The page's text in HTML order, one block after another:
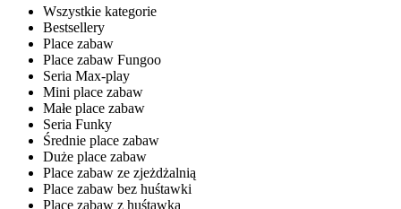
Wszystkie kategorie
Bestsellery
Place zabaw
Place zabaw Fungoo
Seria Max-play
Mini place zabaw
Małe place zabaw
Seria Funky
Średnie place zabaw
Duże place zabaw
Place zabaw ze zjeżdżalnią
Place zabaw bez huśtawki
Place zabaw z huśtawką